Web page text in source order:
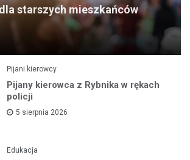
starszych mieszkańców
Pijani kierowcy
Pijany kierowca z Rybnika w rękach
policji
5 sierpnia 2026
Edukacja